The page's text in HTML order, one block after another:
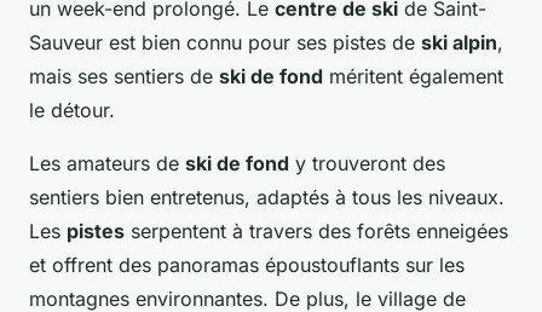
un week-end prolongé. Le centre de ski de Saint-
Sauveur est bien connu pour ses pistes de ski alpin,
mais ses sentiers de ski de fond méritent également
le détour.
Les amateurs de ski de fond y trouveront des
sentiers bien entretenus, adaptés à tous les niveaux.
Les pistes serpentent à travers des forêts enneigées
et offrent des panoramas époustouflants sur les
montagnes environnantes. De plus, le village de